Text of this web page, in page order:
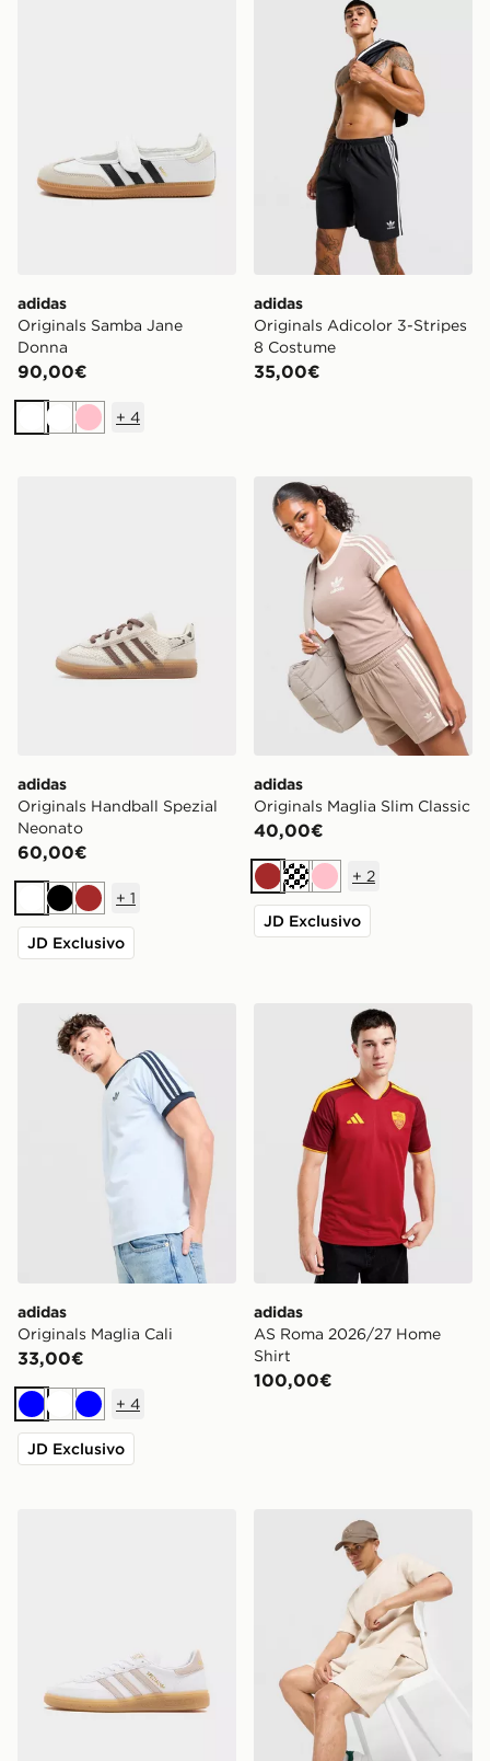
adidas
Originals Samba Jane
Donna
90,00€
BiancoBianco
Rosa
+ 4
adidas Originals Adicolor
adidas
Originals Adicolor 3-Stripes
8 Costume
35,00€
adidas Originals Handball Spezial Neonato
adidas
Originals Handball Spezial
Neonato
60,00€
Bianco
NeroMarrone
+ 1
JD Exclusivo
adidas Originals Maglia
adidas
Originals Maglia Slim Classic
40,00€
Marrone
CremaRosa
+ 2
JD Exclusivo
adidas Originals Maglia Cali
adidas
Originals Maglia Cali
33,00€
BluBianco
Blu
+ 4
JD Exclusivo
adidas AS Roma 2026/27
adidas
AS Roma 2026/27 Home
Shirt
100,00€
adidas Originals Handball Spezial Junior
adidas Originals